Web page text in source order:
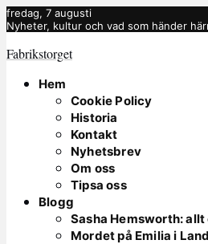
fredag, 7 augusti
Nyheter, kultur och vad som händer
Fabrikstorget
Hem
Cookie Policy
Historia
Kontakt
Nyhetsbrev
Om oss
Tipsa oss
Blogg
Sasha Hemsworth:
Mordet på Emilia i